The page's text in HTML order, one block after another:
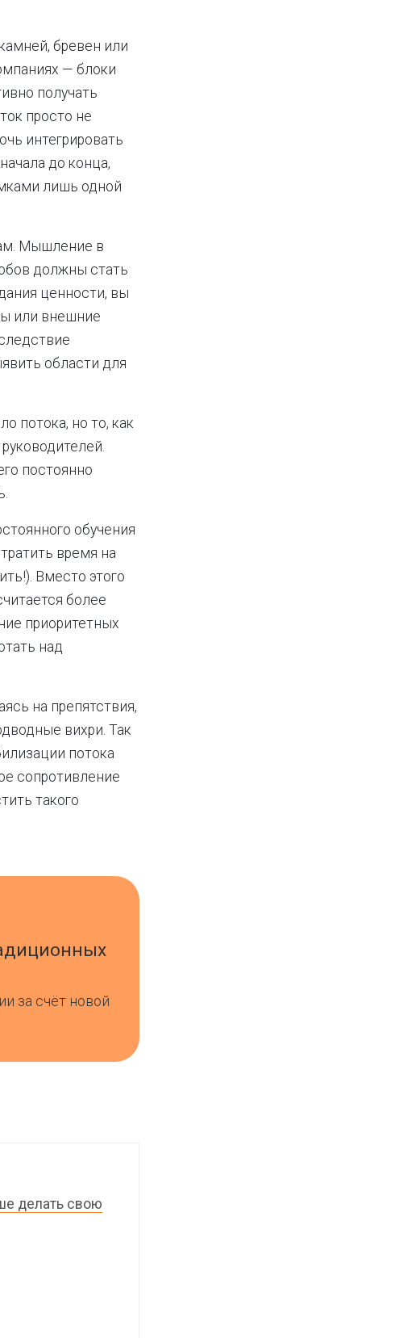
бревен или
— блоки
получать
просто не
интегрировать
до конца,
лишь одной
Мышление в
должны стать
ценности, вы
или внешние
области для
потока, но то, как
постоянно
обучения
время на
Вместо этого
более
приоритетных
над
на препятствия,
вихри. Так
потока
сопротивление
такого
за счёт новой
делать свою